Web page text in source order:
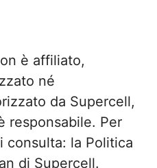
è affiliato,
né
da Supercell,
responsabile. Per
consulta: la Politica
di Supercell.